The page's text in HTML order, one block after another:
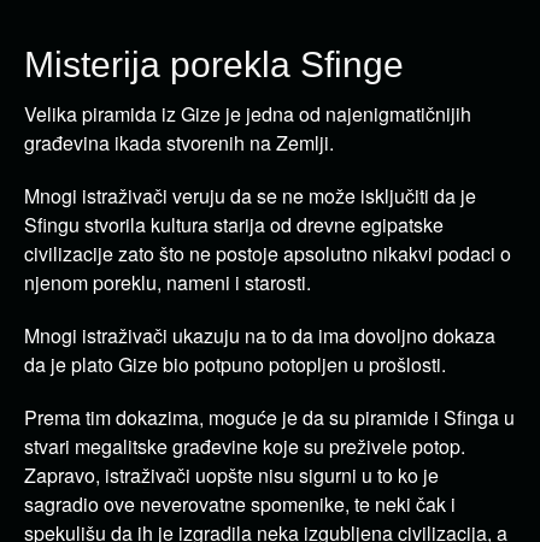
Misterija porekla Sfinge
Velika piramida iz Gize je jedna od najenigmatičnijih
građevina ikada stvorenih na Zemlji.
Mnogi istraživači veruju da se ne može isključiti da je
Sfingu stvorila kultura starija od drevne egipatske
civilizacije zato što ne postoje apsolutno nikakvi podaci o
njenom poreklu, nameni i starosti.
Mnogi istraživači ukazuju na to da ima dovoljno dokaza
da je plato Gize bio potpuno potopljen u prošlosti.
Prema tim dokazima, moguće je da su piramide i Sfinga u
stvari megalitske građevine koje su preživele potop.
Zapravo, istraživači uopšte nisu sigurni u to ko je
sagradio ove neverovatne spomenike, te neki čak i
spekulišu da ih je izgradila neka izgubljena civilizacija, a